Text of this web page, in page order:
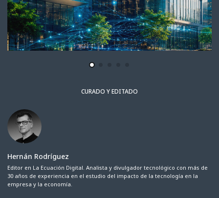
CURADO Y EDITADO
Hernán Rodríguez
Editor en La Ecuación Digital. Analista y divulgador tecnológico con más de
30 años de experiencia en el estudio del impacto de la tecnología en la
empresa y la economía.